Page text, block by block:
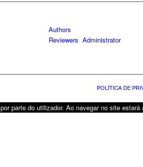
Authors
Reviewers Administrator
POLÍTICA DE
parte do utilizador. Ao navegar no site